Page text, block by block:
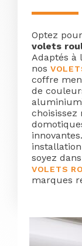
Optez
volets
Adaptés à
nos
coffre
de
choisissez
soyez
VOLETS
marques